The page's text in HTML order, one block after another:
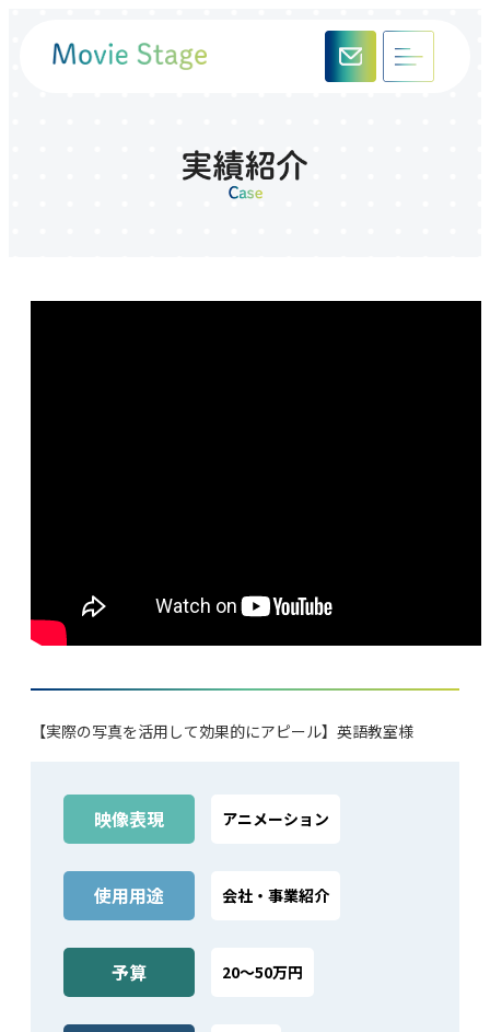
【実際の写真を活用して効果的にアピール】英語教室様
映像表現 アニメーション
使⽤⽤途 会社‧事業紹介
予算 20～50万円